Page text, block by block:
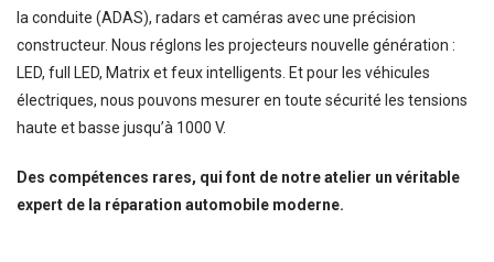
la conduite (ADAS), radars et caméras avec une précision
constructeur. Nous réglons les projecteurs nouvelle génération :
LED, full LED, Matrix et feux intelligents. Et pour les véhicules
électriques, nous pouvons mesurer en toute sécurité les tensions
haute et basse jusqu’à 1000 V.
Des compétences rares, qui font de notre atelier un véritable
expert de la réparation automobile moderne.